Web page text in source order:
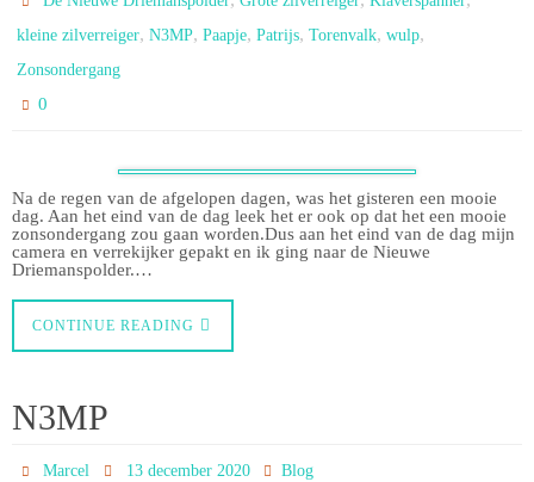
kleine zilverreiger, N3MP, Paapje, Patrijs, Torenvalk, wulp,
Zonsondergang
0
Na de regen van de afgelopen dagen, was het gisteren een mooie
dag. Aan het eind van de dag leek het er ook op dat het een mooie
zonsondergang zou gaan worden.Dus aan het eind van de dag mijn
camera en verrekijker gepakt en ik ging naar de Nieuwe
Driemanspolder.…
CONTINUE READING
N3MP
Marcel 13 december 2020
Blog